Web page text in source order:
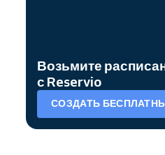
Возьмите
с Reservio
СОЗДАТЬ